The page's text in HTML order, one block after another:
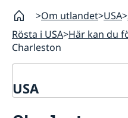
Om utlandet USA
Rösta i USA Här kan du
Charleston
USA